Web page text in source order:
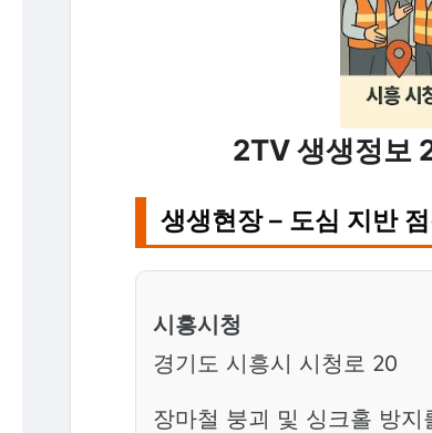
2TV 생생정보
생생현장 – 도심 지반
시흥시청
경기도 시흥시 시청로 20
장마철 붕괴 및 싱크홀 방